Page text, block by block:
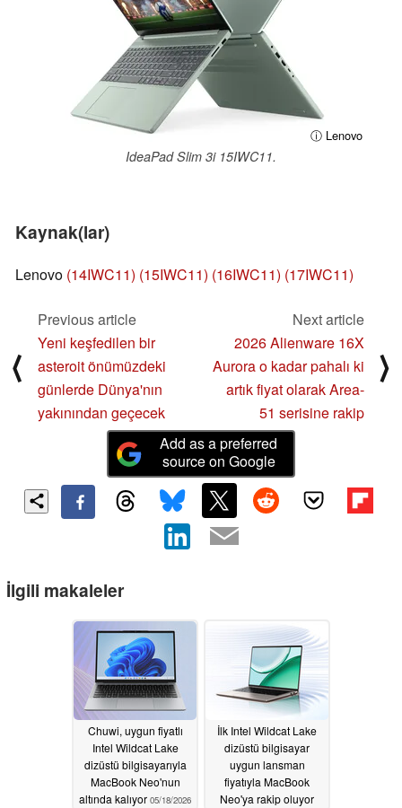
ⓘ Lenovo
IdeaPad Slim 3i 15IWC11.
Kaynak(lar)
Lenovo (14IWC11) (15IWC11) (16IWC11) (17IWC11)
⟨
Previous article
Yeni keşfedilen bir
asteroit önümüzdeki
günlerde Dünya'nın
yakınından geçecek
Next article
2026 Alienware 16X
Aurora o kadar pahalı ki
artık fiyat olarak Area-
51 serisine rakip
⟩
Add as a preferred
source on Google
İlgili makaleler
Chuwi, uygun fiyatlı
Intel Wildcat Lake
dizüstü bilgisayarıyla
MacBook Neo'nun
altında kalıyor 05/18/2026
İlk Intel Wildcat Lake
dizüstü bilgisayar
uygun lansman
fiyatıyla MacBook
Neo'ya rakip oluyor